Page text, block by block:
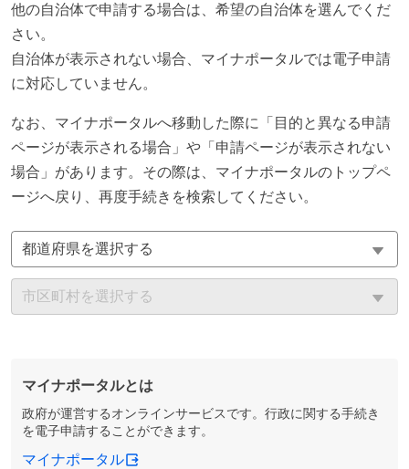
他の自治体で申請する場合は、希望の自治体を選んでくだ
さい。
自治体が表示されない場合、マイナポータルでは電子申請
に対応していません。
なお、マイナポータルへ移動した際に「目的と異なる申請
ページが表示される場合」や「申請ページが表示されない
場合」があります。その際は、マイナポータルのトップペ
ージへ戻り、再度手続きを検索してください。
マイナポータルとは
政府が運営するオンラインサービスです。行政に関する手続き
を電子申請することができます。
マイナポータル